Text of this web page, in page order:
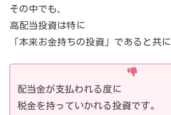
その中でも、
高配当投資は特に
「本来お金持ちの投資」であると共に
配当金が支払われる度に
税金を持っていかれる投資です。